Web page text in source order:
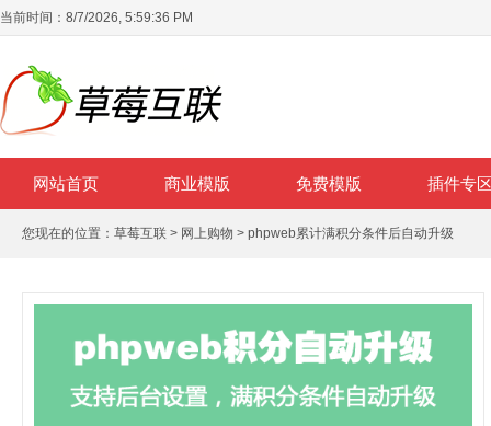
当前时间： 8/7/2026, 5:59:36 PM
网站首页 商业模版 免费模版 插件专
您现在的位置： 草莓互联 > 网上购物 > phpweb累计满积分条件后自动升级